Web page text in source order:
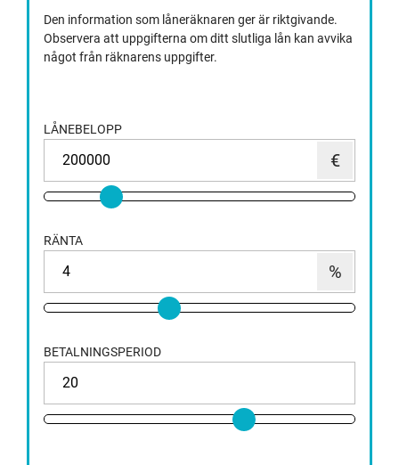
Den information som låneräknaren ger är riktgivande.
Observera att uppgifterna om ditt slutliga lån kan avvika
något från räknarens uppgifter.
LÅNEBELOPP
RÄNTA
BETALNINGSPERIOD